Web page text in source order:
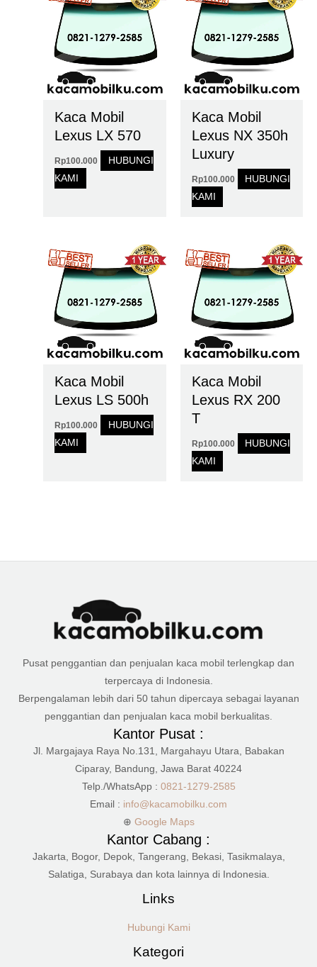
Kaca Mobil
Lexus LX 570
Rp100.000
HUBUNGI
KAMI
Kaca Mobil
Lexus NX 350h
Luxury
Rp100.000
HUBUNGI
KAMI
Kaca Mobil
Lexus LS 500h
Rp100.000
HUBUNGI
KAMI
Kaca Mobil
Lexus RX 200
T
Rp100.000
HUBUNGI
KAMI
Pusat penggantian dan penjualan kaca mobil terlengkap dan
terpercaya di Indonesia.
Berpengalaman lebih dari 50 tahun dipercaya sebagai layanan
penggantian dan penjualan kaca mobil berkualitas.
Kantor Pusat :
Jl. Margajaya Raya No.131, Margahayu Utara, Babakan
Ciparay, Bandung, Jawa Barat 40224
Telp./WhatsApp : 0821-1279-2585
Email : info@kacamobilku.com
⊕ Google Maps
Kantor Cabang :
Jakarta, Bogor, Depok, Tangerang, Bekasi, Tasikmalaya,
Salatiga, Surabaya dan kota lainnya di Indonesia.
Links
Hubungi Kami
Kategori